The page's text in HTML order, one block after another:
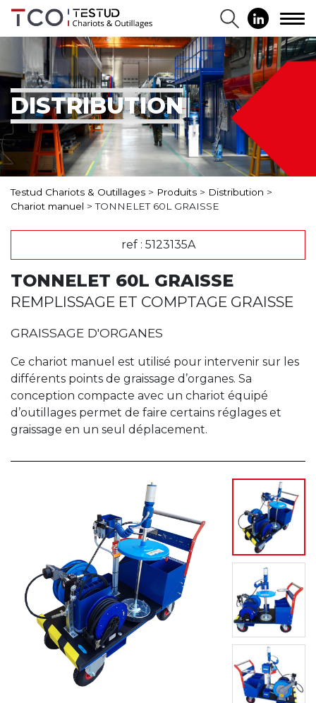
DISTRIBUTION
Testud Chariots & Outillages > Produits > Distribution >
Chariot manuel >TONNELET 60L GRAISSE
TONNELET 60L GRAISSE
REMPLISSAGE ET COMPTAGE GRAISSE
ref : 5123135A
GRAISSAGE D'ORGANES
Ce chariot manuel est utilisé pour intervenir sur les
différents points de graissage d’organes. Sa
conception compacte avec un chariot équipé
d’outillages permet de faire certains réglages et
graissage en un seul déplacement.